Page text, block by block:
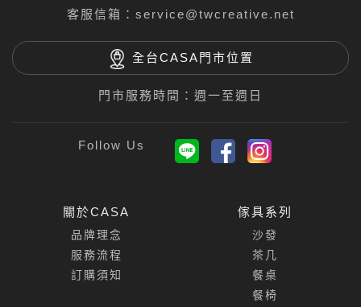
客服信箱： service@twcreative.net
全台CASA門市位置
門市服務時間：週一至週日
關於CASA
品牌理念
服務流程
訂購須知
傢具系列
沙發
茶几
餐桌
餐椅